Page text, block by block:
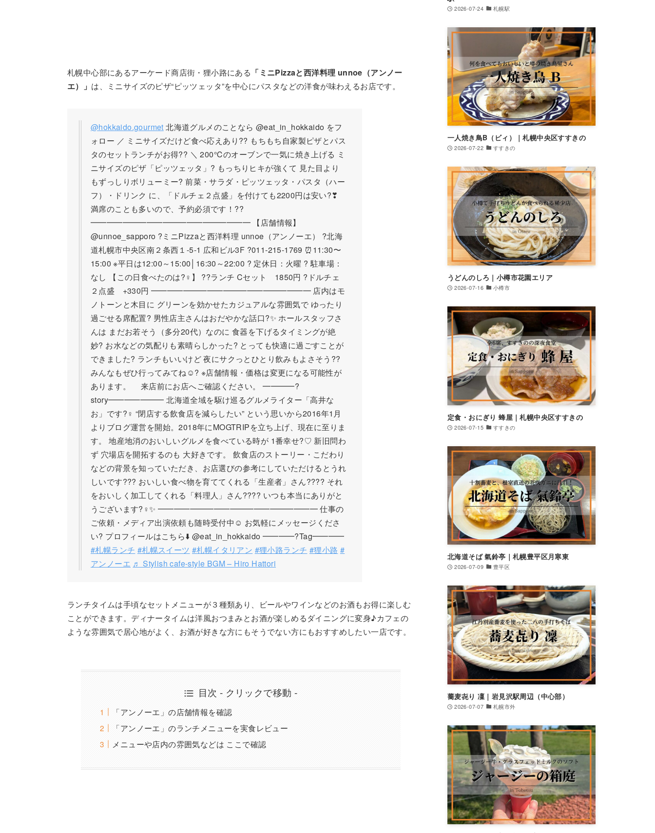
札幌中心部にあるアーケード商店街・狸小路にある 「ミニPizzaと西洋料理 unnoe（アンノー
エ）」 は、ミニサイズのピザ“ピッツェッタ”を中心にパスタなどの洋食が味わえるお店です。
@hokkaido.gourmet 北海道グルメのことなら @eat_in_hokkaido をフ
ォロー ／ ミニサイズだけど食べ応えあり?? もちもち自家製ピザとパス
タのセットランチがお得?? ＼ 200℃のオーブンで一気に焼き上げる ミ
ニサイズのピザ「ピッツェッタ」? もっちりヒキが強くて 見た目より
もずっしりボリューミー? 前菜・サラダ・ピッツェッタ・パスタ（ハー
フ）・ドリンク に、「ドルチェ２点盛」を付けても2200円は安い?❣
満席のことも多いので、予約必須です！??
━━━━━━━━━━━━━━━━━━━━ 【店舗情報】
@unnoe_sapporo ?ミニPizzaと西洋料理 unnoe（アンノーエ） ?北海
道札幌市中央区南２条西１-5-1 広和ビル3F ?011-215-1769 ⏰11:30〜
15:00 ※平日は12:00～15:00│16:30～22:00 ? 定休日：火曜 ? 駐車場：
なし 【この日食べたのは?‍♀️】 ??ランチ Cセット 1850円 ?ドルチェ
２点盛 +330円 ━━━━━━━━━━━━━━━━━━━━ 店内はモ
ノトーンと木目に グリーンを効かせたカジュアルな雰囲気で ゆったり
過ごせる席配置? 男性店主さんはおだやかな話口?✨ ホールスタッフさ
んは まだお若そう（多分20代）なのに 食器を下げるタイミングが絶
妙? お水などの気配りも素晴らしかった? とっても快適に過ごすことが
できました? ランチもいいけど 夜にサクっとひとり飲みもよさそう??
みんなもぜひ行ってみてね☺️? ※店舗情報・価格は変更になる可能性が
あります。 来店前にお店へご確認ください。 ━━━━?
story━━━━━━━ 北海道全域を駆け巡るグルメライター「高井な
お」です?‍♀️ “閉店する飲食店を減らしたい” という思いから2016年1月
よりブログ運営を開始。2018年にMOGTRIPを立ち上げ、現在に至りま
す。 地産地消のおいしいグルメを食べている時が 1番幸せ?♡ 新旧問わ
ず 穴場店を開拓するのも 大好きです。 飲食店のストーリー・こだわり
などの背景を知っていただき、お店選びの参考にしていただけるとうれ
しいです??? おいしい食べ物を育ててくれる「生産者」さん?‍??‍? それ
をおいしく加工してくれる「料理人」さん?‍??‍? いつも本当にありがと
うございます?‍♀️✨ ━━━━━━━━━━━━━━━━━━━━ 仕事の
ご依頼・メディア出演依頼も随時受付中☺️ お気軽にメッセージくださ
い? プロフィールはこちら⬇️ @eat_in_hokkaido ━━━━?Tag━━━━
#札幌ランチ #札幌スイーツ #札幌イタリアン #狸小路ランチ #狸小路 #
アンノーエ ♬ Stylish cafe-style BGM – Hiro Hattori
ランチタイムは手頃なセットメニューが３種類あり、ビールやワインなどのお酒もお得に楽しむ
ことができます。ディナータイムは洋風おつまみとお酒が楽しめるダイニングに変身♪カフェの
ような雰囲気で居心地がよく、お酒が好きな方にもそうでない方にもおすすめしたい一店です。
目次 - クリックで移動 -
「アンノーエ」の店舗情報を確認
「アンノーエ」のランチメニューを実食レビュー
メニューや店内の雰囲気などは ここで確認
2026-07-24 札幌駅
一人焼き鳥B（ビィ）｜札幌中央区すすきの
2026-07-22 すすきの
うどんのしろ｜小樽市花園エリア
2026-07-16 小樽市
定食・おにぎり 蜂屋｜札幌中央区すすきの
2026-07-15 すすきの
北海道そば 氣鈴亭｜札幌豊平区月寒東
2026-07-09 豊平区
蕎麦㐂り 凜｜岩見沢駅周辺（中心部）
2026-07-07 札幌市外